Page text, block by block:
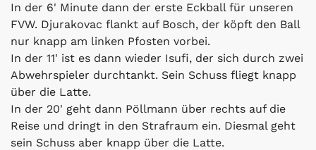
In der 6' Minute dann der erste Eckball für unseren
FVW. Djurakovac flankt auf Bosch, der köpft den Ball
nur knapp am linken Pfosten vorbei.
In der 11' ist es dann wieder Isufi, der sich durch zwei
Abwehrspieler durchtankt. Sein Schuss fliegt knapp
über die Latte.
In der 20' geht dann Pöllmann über rechts auf die
Reise und dringt in den Strafraum ein. Diesmal geht
sein Schuss aber knapp über die Latte.